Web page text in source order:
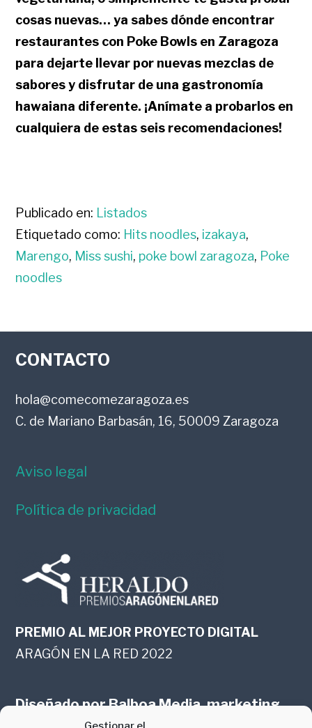
cosas nuevas… ya sabes dónde encontrar
restaurantes con Poke Bowls en Zaragoza
para dejarte llevar por nuevas mezclas de
sabores y disfrutar de una gastronomía
hawaiana diferente. ¡Anímate a probarlos en
cualquiera de estas seis recomendaciones!
Publicado en: Listados
Etiquetado como: Hits noodles, izakaya,
Marengo, Miss sushi, poke bowl zaragoza, Poke
noodles
FOOTER
CONTACTO
hola@comecomezaragoza.es
C. de Mariano Barbasán, 16, 50009 Zaragoza
Aviso legal
Política de privacidad
PREMIO AL MEJOR PROYECTO DIGITAL
ARAGÓN EN LA RED 2022
Diseñado porBalboa Media, marketing